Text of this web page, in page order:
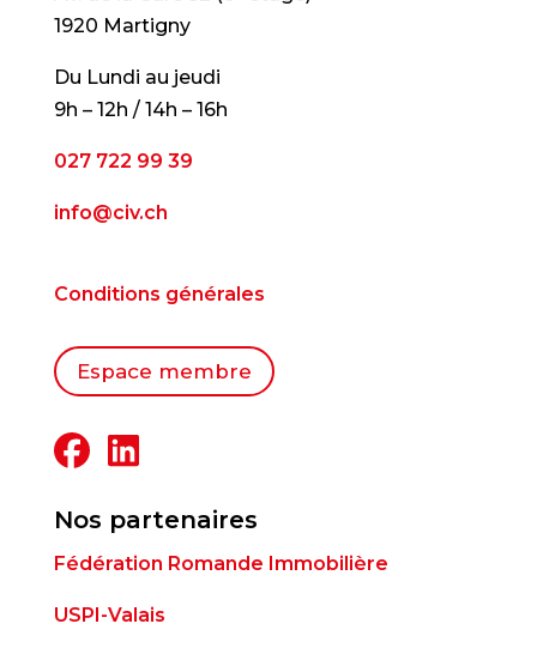
1920 Martigny
Du Lundi au jeudi
9h – 12h / 14h – 16h
027 722 99 39
info@civ.ch
Conditions générales
Espace membre
Nos partenaires
Fédération Romande Immobilière
USPI-Valais